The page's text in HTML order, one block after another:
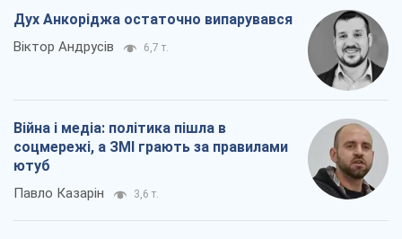
Дух Анкоріджа остаточно випарувався
Віктор Андрусів 6,7 т.
Війна і медіа: політика пішла в
соцмережі, а ЗМІ грають за правилами
ютуб
Павло Казарін 3,6 т.